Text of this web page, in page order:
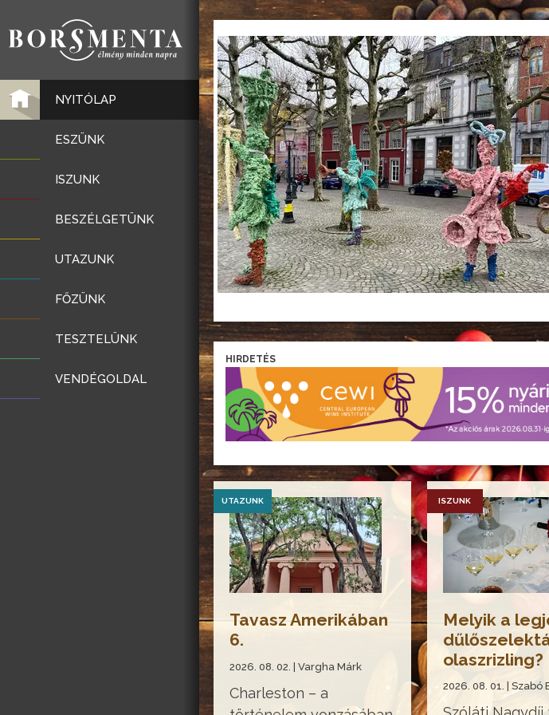
NYITÓLAP
ESZÜNK
ISZUNK
BESZÉLGETÜNK
UTAZUNK
FŐZÜNK
TESZTELÜNK
VENDÉGOLDAL
HIRDETÉS
UTAZUNK
Tavasz Amerikában
6.
2026. 08. 02. | Vargha Márk
Charleston – a
ISZUNK
Melyik a
olaszrizling?
2026. 08. 01. | Szabó